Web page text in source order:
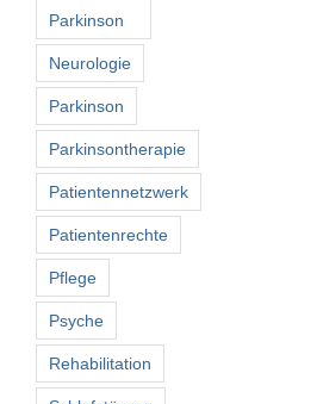
Parkinson
Neurologie
Parkinson
Parkinsontherapie
Patientennetzwerk
Patientenrechte
Pflege
Psyche
Rehabilitation